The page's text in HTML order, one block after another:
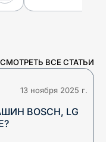
ВСЕ СТАТЬИ
13 ноября 2025 г.
BOSCH, LG